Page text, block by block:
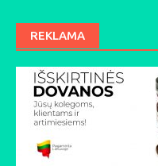
REKLAMA